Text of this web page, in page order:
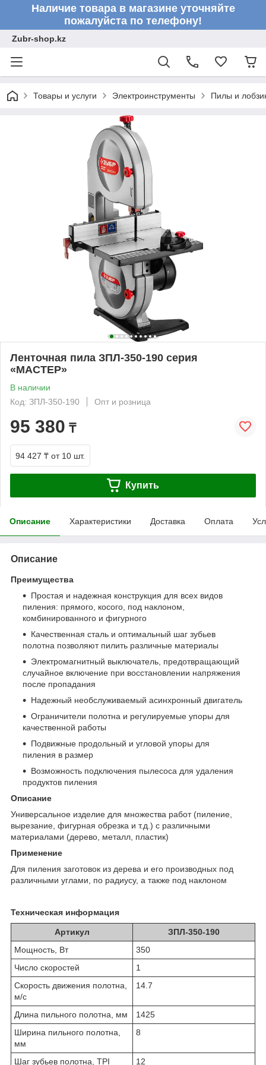
Наличие товара в магазине уточняйте
пожалуйста по телефону!
Zubr-shop.kz
Товары и услуги Электроинструменты Пилы и
Ленточная пила ЗПЛ-350-190 серия
«МАСТЕР»
В наличии
Код: ЗПЛ-350-190
Опт и розница
95 380 ₸
94 427 ₸ от 10 шт.
Купить
Описание Характеристики Доставка Оплата
Описание
Преимущества
Простая и надежная конструкция для всех видов
пиления: прямого, косого, под наклоном,
комбинированного и фигурного
Качественная сталь и оптимальный шаг зубьев
полотна позволяют пилить различные материалы
Электромагнитный выключатель, предотвращающий
случайное включение при восстановлении напряжения
после пропадания
Надежный необслуживаемый асинхронный двигатель
Ограничители полотна и регулируемые упоры для
качественной работы
Подвижные продольный и угловой упоры для
пиления в размер
Возможность подключения пылесоса для удаления
продуктов пиления
Описание
Универсальное изделие для множества работ (пиление,
вырезание, фигурная обрезка и т.д.) с различными
материалами (дерево, металл, пластик)
Применение
Для пиления заготовок из дерева и его производных под
различными углами, по радиусу, а также под наклоном
Техническая информация
Артикул
ЗПЛ-350-190
Мощность, Вт
350
Число скоростей
1
Скорость движения полотна,
м/с
14.7
Длина пильного полотна, мм
1425
Ширина пильного полотна,
мм
8
Шаг зубьев полотна, TPI 12